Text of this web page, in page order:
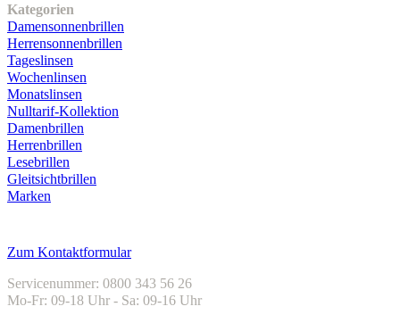
Kategorien
Damensonnenbrillen
Herrensonnenbrillen
Tageslinsen
Wochenlinsen
Monatslinsen
Nulltarif-Kollektion
Damenbrillen
Herrenbrillen
Lesebrillen
Gleitsichtbrillen
Marken
Zum Kontaktformular
Servicenummer: 0800 343 56 26
Mo-Fr: 09-18 Uhr - Sa: 09-16 Uhr